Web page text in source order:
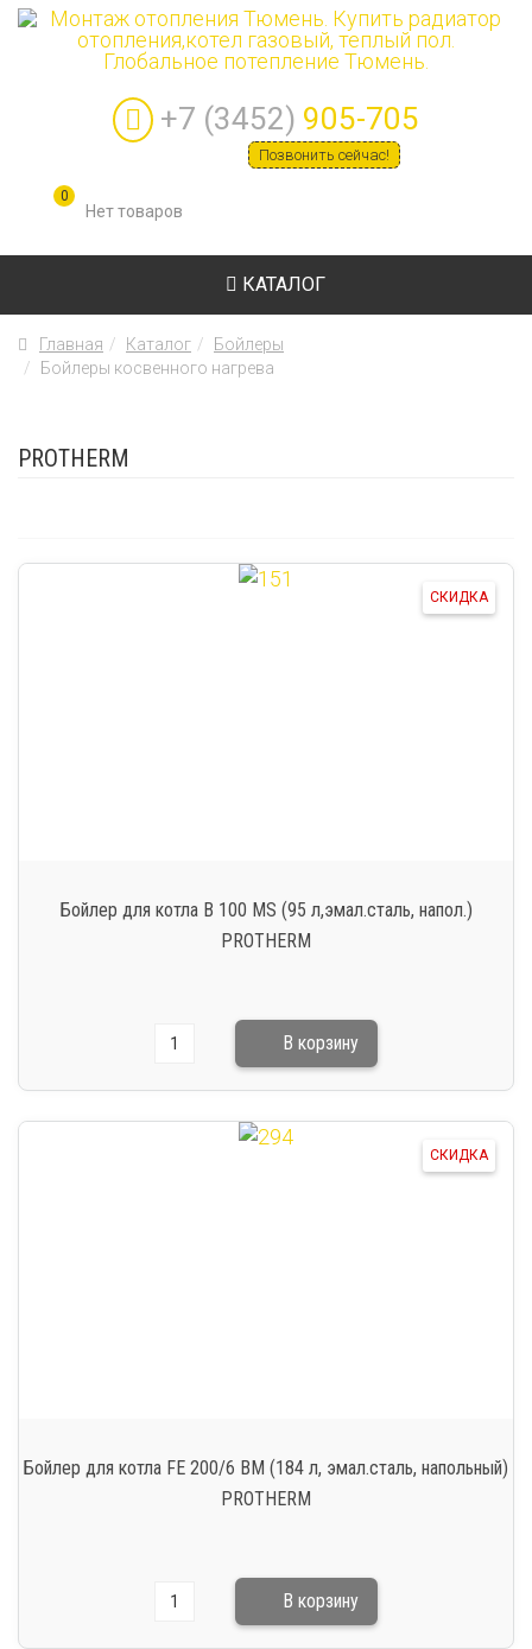
+7 (3452) 905-705
Позвонить сейчас!
0
КАТАЛОГ
Главная Каталог
Бойлеры
Бойлеры косвенного нагрева
PROTHERM
СКИДКА
Бойлер для котла B 100 MS (95 л,эмал.сталь, напол.)
PROTHERM
СКИДКА
Бойлер для котла FE 200/6 BM (184 л, эмал.сталь, напольный)
PROTHERM